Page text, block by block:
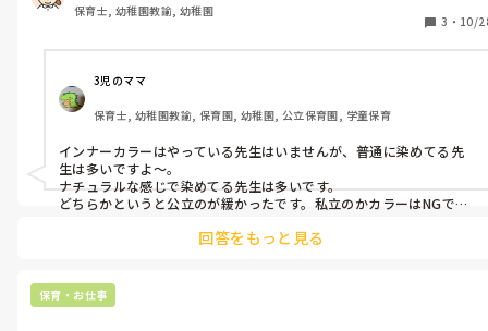
保育士, 幼稚園教諭, 幼稚園
3 ・ 10/
3児のママ
保育士, 幼稚園教諭, 保育園, 幼稚園, 公立保育園, 学童保育
インナーカラーはやっている先生はいませんが、普通に染めてる先
生は多いですよ～。
ナチュラルな感じで染めてる先生は多いです。
どちらかというと公立のが緩かったです。私立のかカラーはNGでし
回答をもっと見る
保育・お仕事